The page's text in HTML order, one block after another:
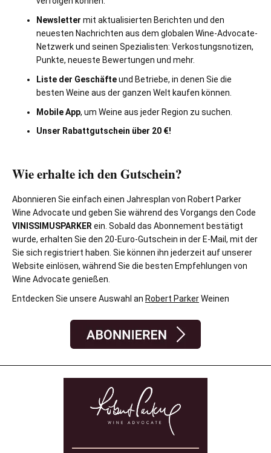
Newsletter mit aktualisierten Berichten und den
neuesten Nachrichten aus dem globalen Wine-Advocate-
Netzwerk und seinen Spezialisten: Verkostungsnotizen,
Punkte, neueste Bewertungen und mehr.
Liste der Geschäfteund Betriebe, in denen Sie die
besten Weine aus der ganzen Welt kaufen können.
Mobile App, um Weine aus jeder Region zu suchen.
Unser Rabattgutschein über 20 €!
Wie erhalte ich den Gutschein?
Abonnieren Sie einfach einen Jahresplan von Robert Parker
Wine Advocate und geben Sie während des Vorgangs den Code
VINISSIMUSPARKER ein. Sobald das Abonnement bestätigt
wurde, erhalten Sie den 20-Euro-Gutschein in der E-Mail, mit der
Sie sich registriert haben. Sie können ihn jederzeit auf unserer
Website einlösen, während Sie die besten Empfehlungen von
Wine Advocate genießen.
Entdecken Sie unsere Auswahl an Robert ParkerWeinen